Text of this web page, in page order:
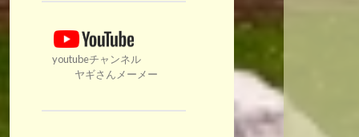
youtubeチャンネル
ヤギさんメーメー